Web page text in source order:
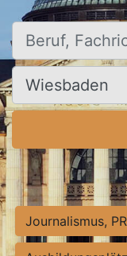
Beruf,
Ort, Stadt
Journalismus,